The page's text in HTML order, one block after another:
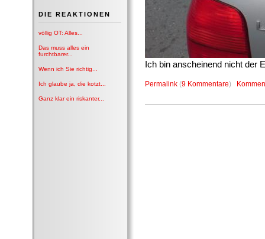
DIE REAKTIONEN
völlig OT: Alles...
Das muss alles ein
furchtbarer...
Wenn ich Sie richtig...
Ich glaube ja, die kotzt...
Ganz klar ein riskanter...
Ich bin anscheinend nicht der
Permalink (9 Kommentare)